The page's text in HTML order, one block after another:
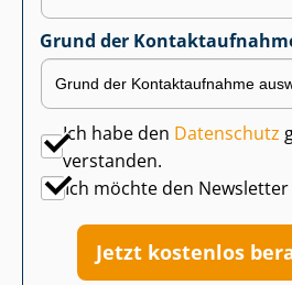
Grund der
Ich habe den Datenschutz
verstanden.
Ich möchte den
Jetzt kostenlos